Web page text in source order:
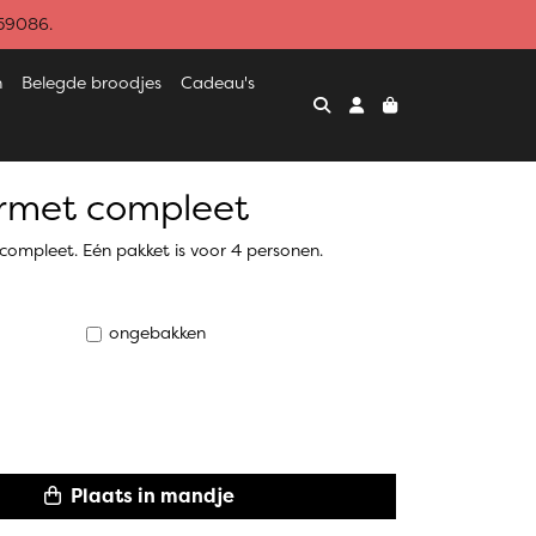
Belegde broodjes Cadeau's
compleet
Eén pakket is voor 4 personen.
ongebakken
Plaats in mandje